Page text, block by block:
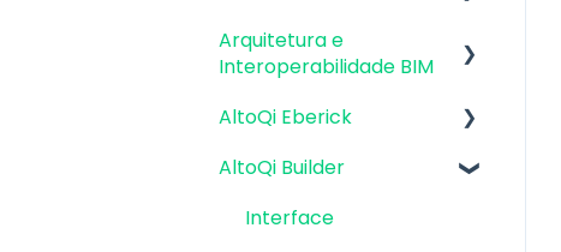
Recursos Gráficos e
Placa de Vídeo
Instalação & Acesso por
demonstrativas
(bugs), melhorias e
sugestões
Envio de anexos
Atualizações AltoQi
Eberick
Atualizações AltoQi
Visus
Arquitetura e
Interoperabilidade BIM
Preparação da
AltoQi Eberick
Interface
Criação, abertura e
AltoQi Builder
Interface